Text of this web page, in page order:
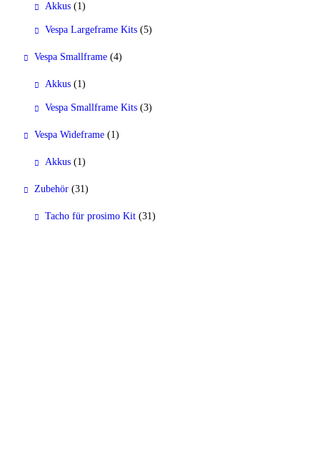
Akkus (1)
Vespa Largeframe Kits (5)
Vespa Smallframe (4)
Akkus (1)
Vespa Smallframe Kits (3)
Vespa Wideframe (1)
Akkus (1)
Zubehör (31)
Tacho für prosimo Kit (31)